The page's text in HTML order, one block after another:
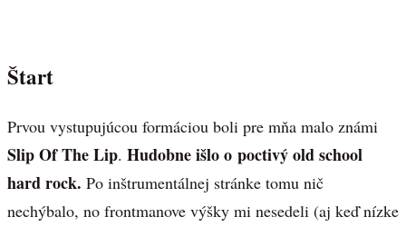
Štart
Prvou vystupujúcou formáciou boli pre mňa malo známi
Slip Of The Lip. Hudobne išlo o poctivý old school
hard rock. Po inštrumentálnej stránke tomu nič
nechýbalo, no frontmanove výšky mi nesedeli (aj keď nízke